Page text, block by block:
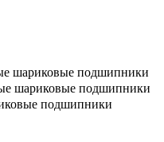
шариковые подшипники
шариковые подшипники
подшипники